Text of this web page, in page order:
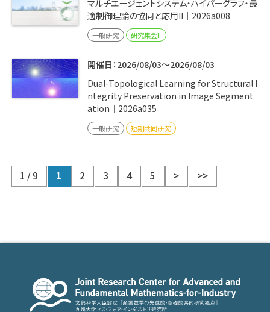
マルチエージェントシステム・ハイパーグラフ・最
適制御理論の協同と応用II｜2026a008
一般研究 研究集会II
開催日：2026/08/03～2026/08/03
Dual-Topological Learning for Structural I
ntegrity Preservation in Image Segment
ation｜2026a035
一般研究 短期共同研究
1 / 9 1 2 3 4 5 > >>